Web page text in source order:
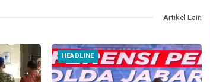
Artikel Lain
HEADLINE